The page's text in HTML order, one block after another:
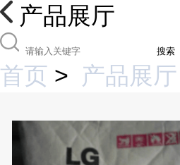
产品展厅
搜索
首页 > 产品展厅